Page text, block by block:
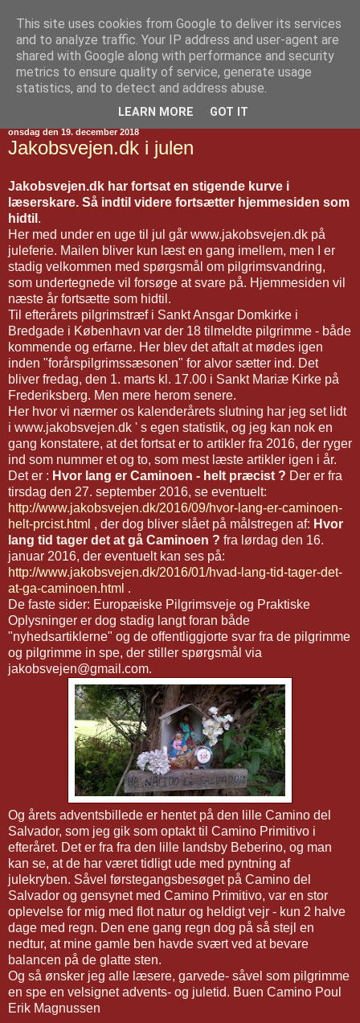
Jakobsvejen
onsdag den 19. december 2018
Jakobsvejen.dk i julen
Jakobsvejen.dk har fortsat en stigende kurve i
læserskare. Så indtil videre fortsætter hjemmesiden som
hidtil .
Her med under en uge til jul går www.jakobsvejen.dk på
juleferie. Mailen bliver kun læst en gang imellem, men I er
stadig velkommen med spørgsmål om pilgrimsvandring,
som undertegnede vil forsøge at svare på. Hjemmesiden vil
næste år fortsætte som hidtil.
Til efterårets pilgrimstræf i Sankt Ansgar Domkirke i
Bredgade i København var der 18 tilmeldte pilgrimme - både
kommende og erfarne. Her blev det aftalt at mødes igen
inden "forårspilgrimssæsonen" for alvor sætter ind. Det
bliver fredag, den 1. marts kl. 17.00 i Sankt Mariæ Kirke på
Frederiksberg. Men mere herom senere.
Her hvor vi nærmer os kalenderårets slutning har jeg set lidt
i www.jakobsvejen.dk ' s egen statistik, og jeg kan nok en
gang konstatere, at det fortsat er to artikler fra 2016, der ryger
ind som nummer et og to, som mest læste artikler igen i år.
Det er : Hvor lang er Caminoen - helt præcist ? Der er fra
tirsdag den 27. september 2016, se eventuelt:
http://www.jakobsvejen.dk/2016/09/hvor-lang-er-caminoen-
helt-prcist.html , der dog bliver slået på målstregen af: Hvor
lang tid tager det at gå Caminoen ? fra lørdag den 16.
januar 2016, der eventuelt kan ses på:
http://www.jakobsvejen.dk/2016/01/hvad-lang-tid-tager-det-
at-ga-caminoen.html .
De faste sider: Europæiske Pilgrimsveje og Praktiske
Oplysninger er dog stadig langt foran både
"nyhedsartiklerne" og de offentliggjorte svar fra de pilgrimme
og pilgrimme in spe, der stiller spørgsmål via
jakobsvejen@gmail.com.
Og årets adventsbillede er hentet på den lille Camino del
Salvador, som jeg gik som optakt til Camino Primitivo i
efteråret. Det er fra fra den lille landsby Beberino, og man
kan se, at de har været tidligt ude med pyntning af
julekryben. Såvel førstegangsbesøget på Camino del
Salvador og gensynet med Camino Primitivo, var en stor
oplevelse for mig med flot natur og heldigt vejr - kun 2 halve
dage med regn. Den ene gang regn dog på så stejl en
nedtur, at mine gamle ben havde svært ved at bevare
balancen på de glatte sten.
Og så ønsker jeg alle læsere, garvede- såvel som pilgrimme
en spe en velsignet advents- og juletid. Buen Camino Poul
Erik Magnussen
This site uses cookies from Google to deliver its services
and to analyze traffic. Your IP address and user-agent are
shared with Google along with performance and security
metrics to ensure quality of service, generate usage
statistics, and to detect and address abuse.
LEARN MORE GOT IT